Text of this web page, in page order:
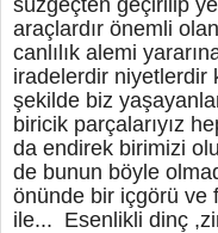
süzgeçten geçirilip
araçlardır önemli
canlılık alemi
iradelerdir niyetlerdir
şekilde biz
biricik parçalarıyız
da endirek birimizi
de bunun böyle
önünde bir içgörü ve
ile... Esenlikli dinç